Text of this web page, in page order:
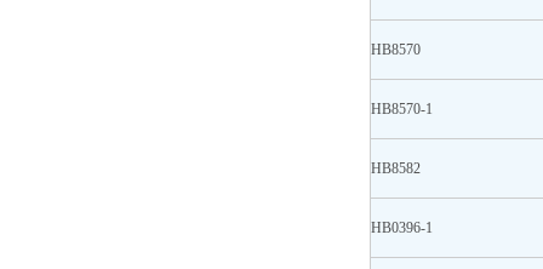
HB8570
HB8570-1
HB8582
HB0396-1